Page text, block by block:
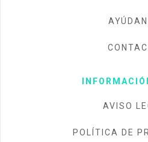
AVISO
POLÍTICA DE